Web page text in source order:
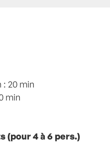
in- Petits plats en
,Champignons
: 20 min
min
(pour 4 à 6 pers.)